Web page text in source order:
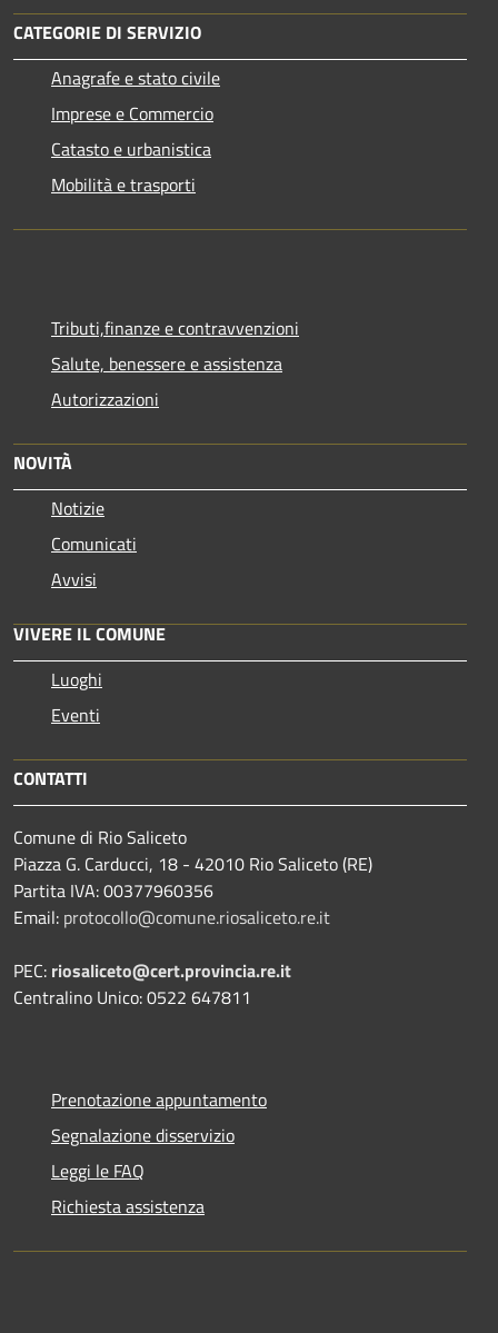
CATEGORIE DI SERVIZIO
Anagrafe e stato civile
Imprese e Commercio
Catasto e urbanistica
Mobilità e trasporti
Tributi,finanze e contravvenzioni
Salute, benessere e assistenza
Autorizzazioni
NOVITÀ
Notizie
Comunicati
Avvisi
VIVERE IL COMUNE
Luoghi
Eventi
CONTATTI
Comune di Rio Saliceto
Piazza G. Carducci, 18 - 42010 Rio Saliceto (RE)
Partita IVA: 00377960356
Email: protocollo@comune.riosaliceto.re.it
PEC: riosaliceto@cert.provincia.re.it
Centralino Unico: 0522 647811
Prenotazione appuntamento
Segnalazione disservizio
Leggi le FAQ
Richiesta assistenza